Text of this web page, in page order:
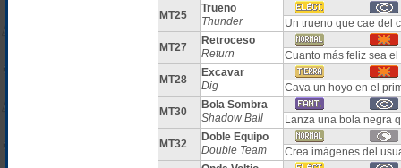
MT25
Trueno
Thunder
Un trueno que cae del
MT27
Retroceso
Return
Cuanto más feliz sea
MT28
Excavar
Dig
Cava un hoyo en el
MT30
Bola Sombra
Shadow Ball
Lanza una bola negra
MT32
Doble Equipo
Double Team
Crea imágenes del